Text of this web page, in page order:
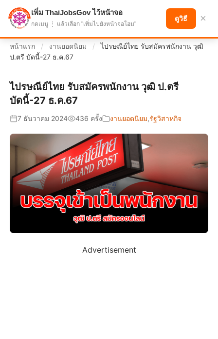
แบ่งปันโอกาส เพื่ออนาคตที่ก้าวหน้า
หน้าแรก / งานยอดนิยม /
ไปรษณีย์ไทย รับสมัครพนักงาน วุฒิ
ป.ตรี บัดนี้-27 ธ.ค.67
ไปรษณีย์ไทย รับสมัครพนักงาน วุฒิ ป.ตรี
บัดนี้-27 ธ.ค.67
7 ธันวาคม 2024 436 ครั้ง งานยอดนิยม,รัฐวิสาหกิจ
Advertisement
เพิ่ม ThaiJobsGov ไว้หน้าจอ
กดเมนู ⋮ แล้วเลือก "เพิ่มไปยังหน้าจอโฮม"
ดูวิธี ×